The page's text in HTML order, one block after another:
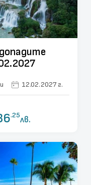
12.02.2027 г.
.25лв.